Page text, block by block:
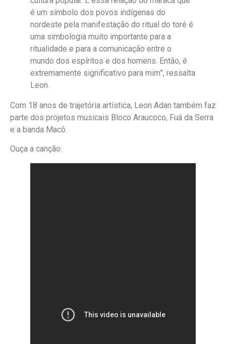
é um símbolo dos povos indígenas do
nordeste pela manifestação do ritual do toré é
uma simbologia muito importante para a
ritualidade e para a comunicação entre o
mundo dos espíritos e dos homens. Então, é
extremamente significativo para mim”, ressalta
Leon.
Com 18 anos de trajetória artística, Leon Adan também faz
parte dos projetos musicais Bloco Araucoco, Fuá da Serra
e a banda Macô.
Ouça a canção: